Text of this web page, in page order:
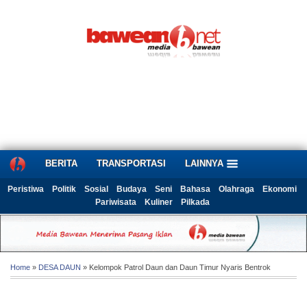
BERITA TRANSPORTASI LAINNYA
Peristiwa Politik Sosial Budaya Seni Bahasa Olahraga
Ekonomi
Pariwisata
Kuliner Pilkada
Home » DESA DAUN » Kelompok Patrol Daun dan Daun Timur Nyaris Bentrok